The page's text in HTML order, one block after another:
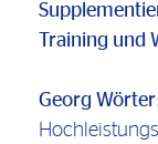
Training und
Georg